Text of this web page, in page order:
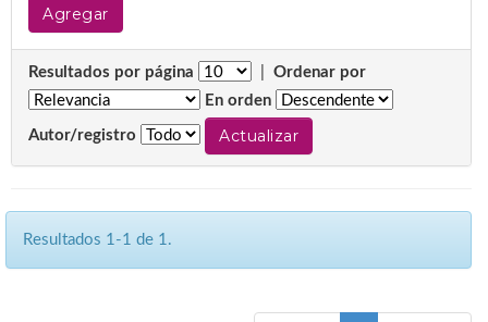
Resultados por página
Ordenar por
En orden
Autor/registro
Resultados 1-1 de 1.